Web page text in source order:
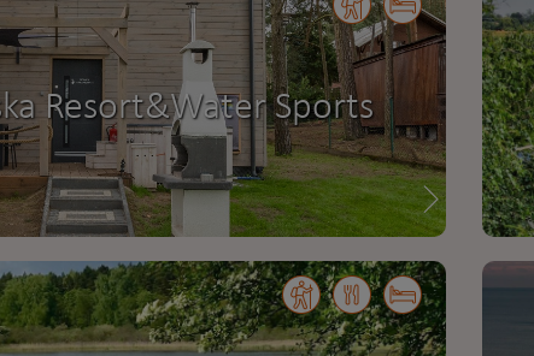
Resort&Water Sports